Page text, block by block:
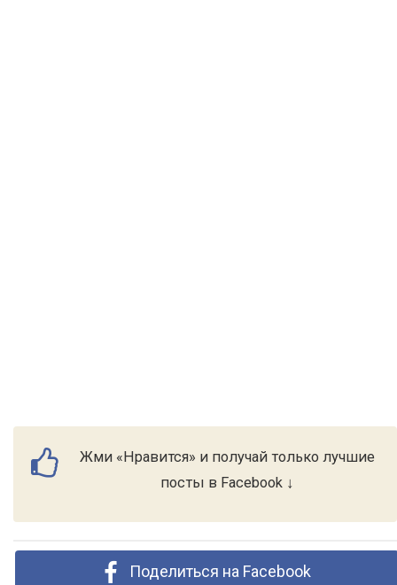
Жми «Нравится» и получай только лучшие
посты в Facebook ↓
Поделиться на Facebook